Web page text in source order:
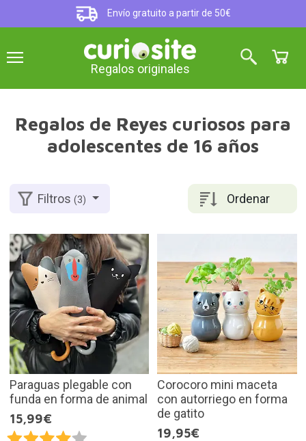
Envío gratuito a partir de 50€
Regalos originales
Regalos de Reyes curiosos para
adolescentes de 16 años
Ordenar
Filtros(3)
Paraguas plegable con
funda en forma de animal
15,99€
Corocoro mini maceta
con autorriego en forma
de gatito
19,95€